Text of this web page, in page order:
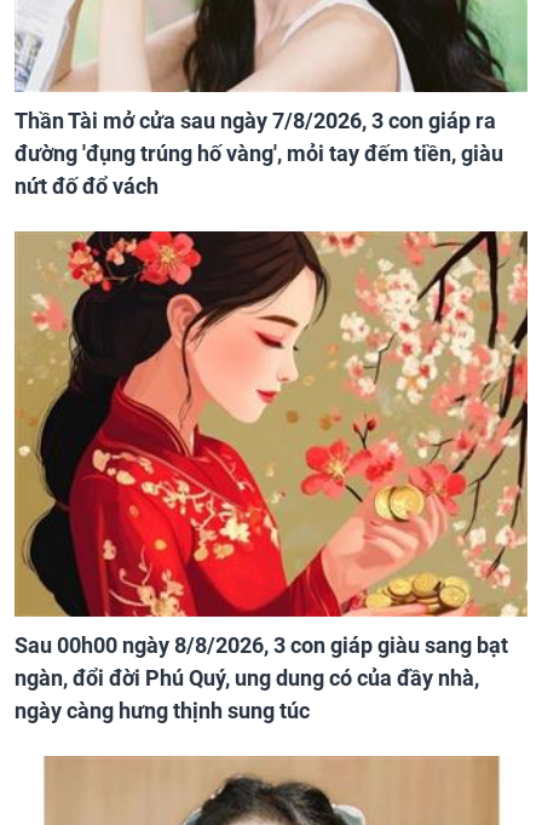
Thần Tài mở cửa sau ngày 7/8/2026, 3 con giáp ra
đường 'đụng trúng hố vàng', mỏi tay đếm tiền, giàu
nứt đố đổ vách
Sau 00h00 ngày 8/8/2026, 3 con giáp giàu sang bạt
ngàn, đổi đời Phú Quý, ung dung có của đầy nhà,
ngày càng hưng thịnh sung túc